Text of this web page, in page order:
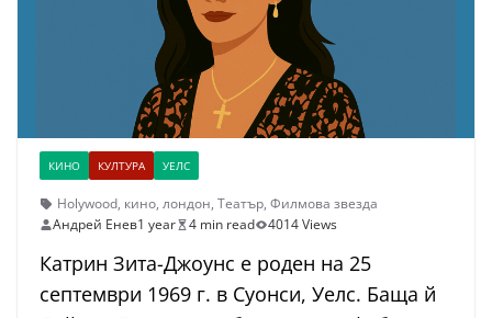
КИНО КУЛТУРА УЕЛС
Holywood, кино, лондон, Театър, Филмова звезда
Андрей Енев1 year 4 min read 4014 Views
Катрин Зита-Джоунс е роден на 25
септември 1969 г. в Суонси, Уелс. Баща й